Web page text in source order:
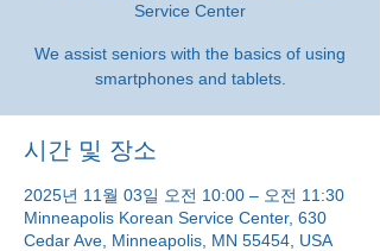
Service Center
We assist seniors with the basics of using
smartphones and tablets.
시간 및 장소
2025년 11월 03일 오전 10:00 – 오전 11:30
Minneapolis Korean Service Center, 630
Cedar Ave, Minneapolis, MN 55454, USA